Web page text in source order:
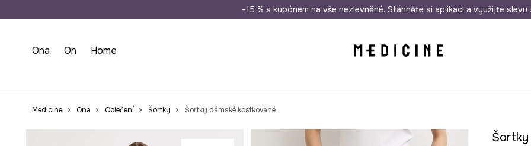
Doprava zdarma při nákupu nad 1 200 Kč Odeslání i do 24 hodin 30
–15 % s kupónem na vše nezlevněné. Stáhněte si aplikaci a využijte slevu
Ona On Home
Medicine Ona Oblečení Šortky Šortky dámské kostkované
Šortky